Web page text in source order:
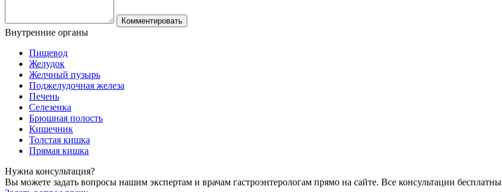
Комментировать
Внутренние органы
Пищевод
Желудок
Желчный пузырь
Поджелудочная железа
Печень
Селезенка
Брюшная полость
Кишечник
Толстая кишка
Прямая кишка
Нужна консультация?
Вы можете задать вопросы нашим экспертам и врачам гастроэнтерологам прямо на сайте. Все консультации бесплатны